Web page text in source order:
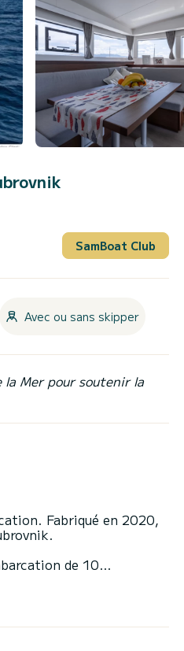
SamBoat Club
Avec ou sans skipper
la Mer pour soutenir la
Fabriqué en 2020,
de 10